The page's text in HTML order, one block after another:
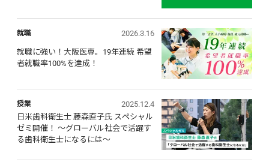
就職 2026.3.16
就職に強い！大阪医専。19年連続 希望
者就職率100%を達成！
授業
2025.12.4
日米歯科衛生士 藤森直子氏 スペシャル
ゼミ開催！ ～グローバル社会で活躍す
る歯科衛生士になるには～